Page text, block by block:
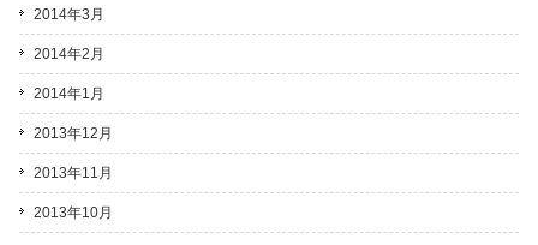
2014年3月
2014年2月
2014年1月
2013年12月
2013年11月
2013年10月